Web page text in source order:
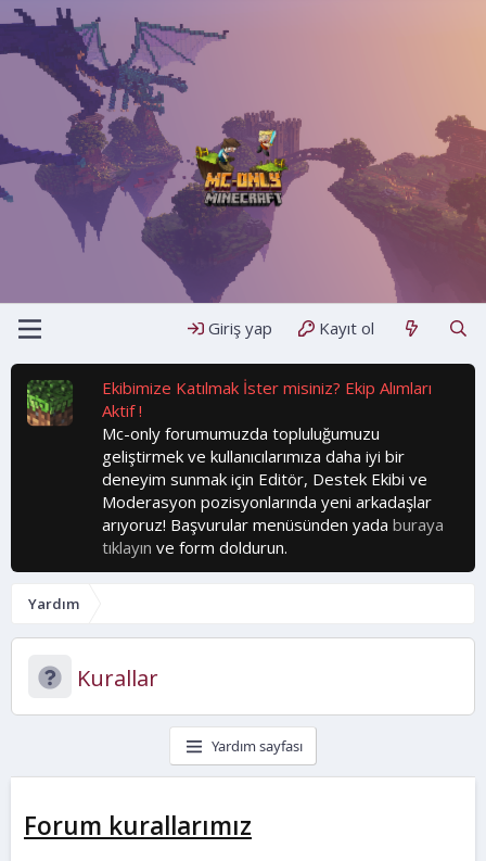
Giriş yap Kayıt ol
Ekibimize Katılmak İster misiniz? Ekip Alımları
Aktif !
Mc-only forumumuzda topluluğumuzu
geliştirmek ve kullanıcılarımıza daha iyi bir
deneyim sunmak için Editör, Destek Ekibi ve
Moderasyon pozisyonlarında yeni arkadaşlar
arıyoruz! Başvurular menüsünden yada buraya
tıklayın ve form doldurun.
Yardım
Kurallar
Yardım sayfası
Forum kurallarımız